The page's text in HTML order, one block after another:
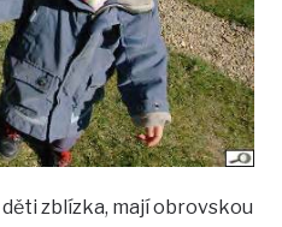
zblízka, mají obrovskou